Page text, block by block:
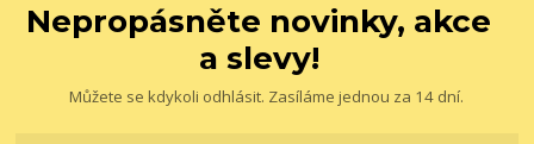
Nepropásněte novinky, akce
a slevy!
Můžete se kdykoli odhlásit. Zasíláme jednou za 14 dní.